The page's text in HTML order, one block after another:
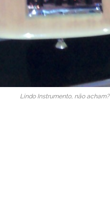
Lindo Instrumento, não acham?